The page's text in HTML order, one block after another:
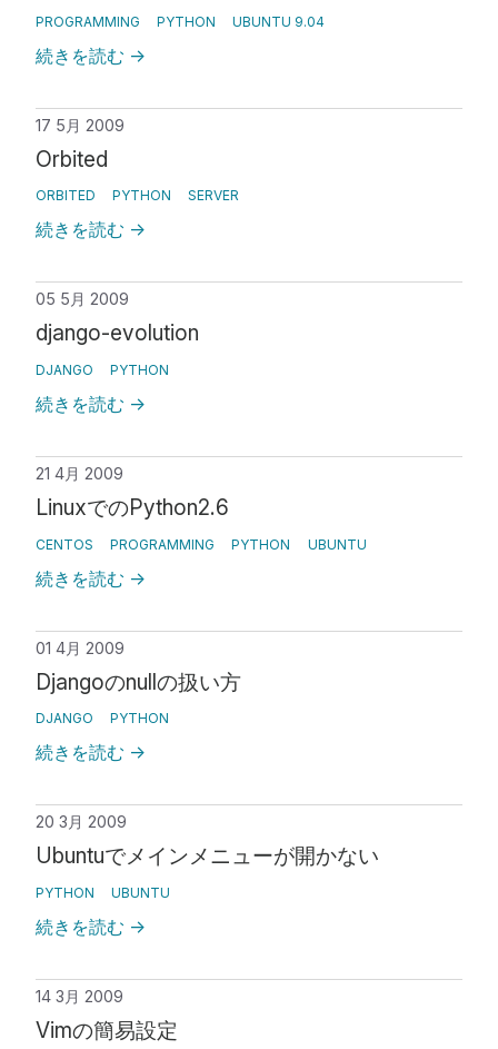
PROGRAMMING PYTHON UBUNTU 9.04
続きを読む →
17 5月 2009
Orbited
ORBITED PYTHON SERVER
続きを読む →
05 5月 2009
django-evolution
DJANGO PYTHON
続きを読む →
21 4月 2009
LinuxでのPython2.6
CENTOS PROGRAMMING PYTHON UBUNTU
続きを読む →
01 4月 2009
Djangoのnullの扱い方
DJANGO PYTHON
続きを読む →
20 3月 2009
Ubuntuでメインメニューが開かない
PYTHON UBUNTU
続きを読む →
14 3月 2009
Vimの簡易設定